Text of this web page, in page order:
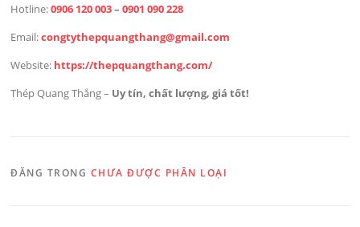
Hotline:0906 120 003–0901 090 228
Email:congtythepquangthang@gmail.com
Website: https://thepquangthang.com/
Thép Quang Thắng – Uy tín, chất lượng, giá tốt!
ĐĂNG TRONG CHƯA ĐƯỢC PHÂN LOẠI